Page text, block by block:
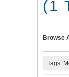
(1
Browse
Tags: